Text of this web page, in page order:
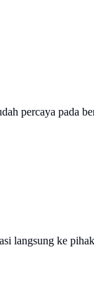
percaya pada
langsung ke